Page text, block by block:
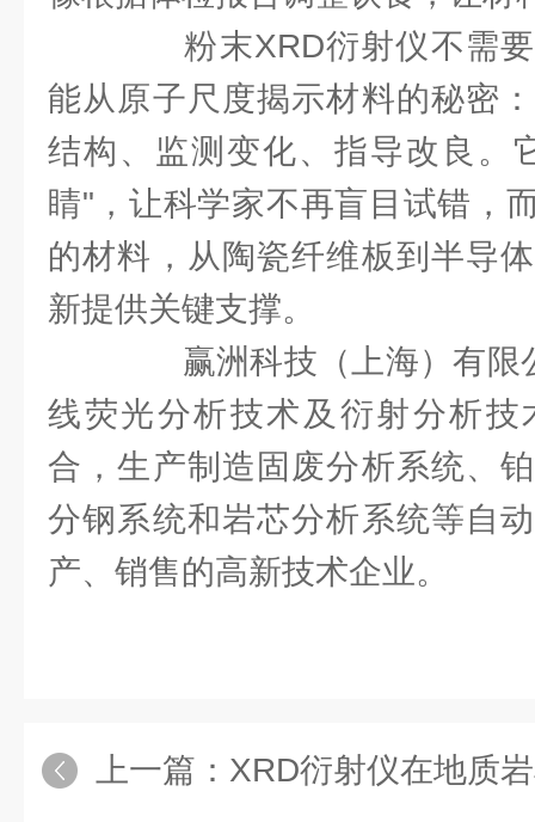
粉末XRD衍射仪不需要
能从原子尺度揭示材料的秘密
结构、监测变化、指导改良。
睛"，让科学家不再盲目试错，
的材料，从陶瓷纤维板到半导
新提供关键支撑。
赢洲科技（上海）有限
线荧光分析技术及衍射分析技
合，生产制造固废分析系统、
分钢系统和岩芯分析系统等自
产、销售的高新技术企业。
上一篇： XRD衍射仪在地质岩样